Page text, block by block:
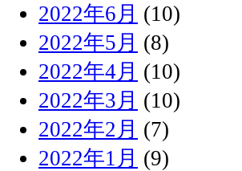
2022年6月 (10)
2022年5月 (8)
2022年4月 (10)
2022年3月 (10)
2022年2月 (7)
2022年1月 (9)